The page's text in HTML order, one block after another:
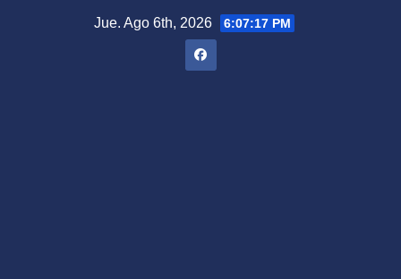
Jue. Ago 6th, 2026 6:07:18 PM